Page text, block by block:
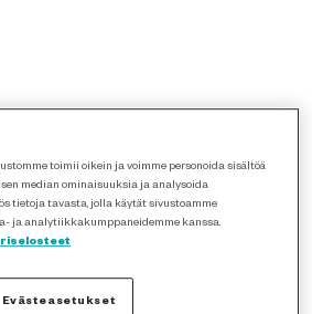
toimii oikein ja voimme personoida sisältöä
median ominaisuuksia ja analysoida
tietoja tavasta, jolla käytät sivustoamme
ja analytiikkakumppaneidemme kanssa.
Evästeasetukset